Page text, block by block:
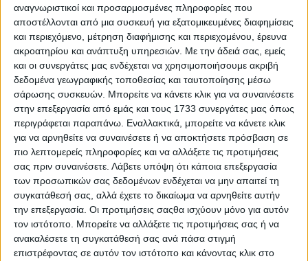
αναγνωριστικοί και προσαρμοσμένες πληροφορίες που
αποστέλλονται από μια συσκευή για εξατομικευμένες διαφημίσεις
και περιεχόμενο, μέτρηση διαφήμισης και περιεχομένου, έρευνα
ακροατηρίου και ανάπτυξη υπηρεσιών. Με την άδειά σας, εμείς
και οι συνεργάτες μας ενδέχεται να χρησιμοποιήσουμε ακριβή
δεδομένα γεωγραφικής τοποθεσίας και ταυτοποίησης μέσω
σάρωσης συσκευών. Μπορείτε να κάνετε κλικ για να συναινέσετε
στην επεξεργασία από εμάς και τους 1733 συνεργάτες μας όπως
περιγράφεται παραπάνω. Εναλλακτικά, μπορείτε να κάνετε κλικ
για να αρνηθείτε να συναινέσετε ή να αποκτήσετε πρόσβαση σε
πιο λεπτομερείς πληροφορίες και να αλλάξετε τις προτιμήσεις
σας πριν συναινέσετε. Λάβετε υπόψη ότι κάποια επεξεργασία
των προσωπικών σας δεδομένων ενδέχεται να μην απαιτεί τη
συγκατάθεσή σας, αλλά έχετε το δικαίωμα να αρνηθείτε αυτήν
την επεξεργασία. Οι προτιμήσεις σαςθα ισχύουν μόνο για αυτόν
τον ιστότοπο. Μπορείτε να αλλάξετε τις προτιμήσεις σας ή να
ανακαλέσετε τη συγκατάθεσή σας ανά πάσα στιγμή
επιστρέφοντας σε αυτόν τον ιστότοπο και κάνοντας κλικ στο